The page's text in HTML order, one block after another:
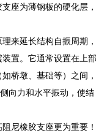
座为薄钢板的硬化层，
来延长结构自振周期，
置。它通常设置在上部
桥墩、基础等）之间，
向力和水平振动，使结
尼橡胶支座更为重要！